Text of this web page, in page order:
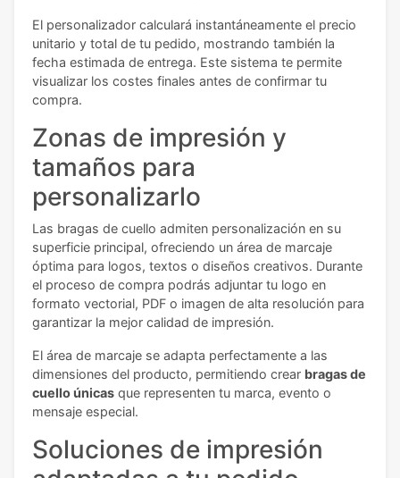
El personalizador calculará instantáneamente el precio
unitario y total de tu pedido, mostrando también la
fecha estimada de entrega. Este sistema te permite
visualizar los costes finales antes de confirmar tu
compra.
Zonas de impresión y
tamaños para
personalizarlo
Las bragas de cuello admiten personalización en su
superficie principal, ofreciendo un área de marcaje
óptima para logos, textos o diseños creativos. Durante
el proceso de compra podrás adjuntar tu logo en
formato vectorial, PDF o imagen de alta resolución para
garantizar la mejor calidad de impresión.
El área de marcaje se adapta perfectamente a las
dimensiones del producto, permitiendo crear bragas de
cuello únicas que representen tu marca, evento o
mensaje especial.
Soluciones de impresión